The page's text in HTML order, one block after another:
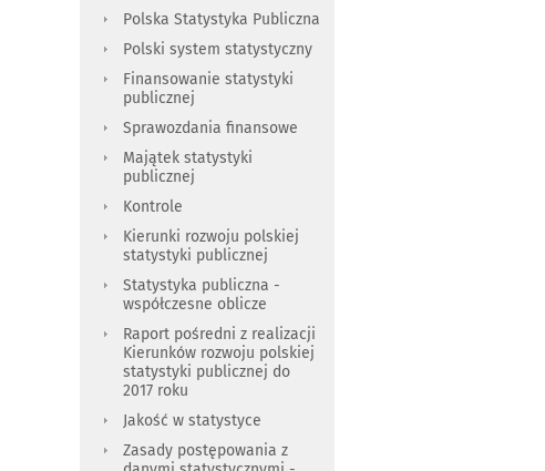
Polska Statystyka Publiczna
Polski system statystyczny
Finansowanie statystyki
publicznej
Sprawozdania finansowe
Majątek statystyki
publicznej
Kontrole
Kierunki rozwoju polskiej
statystyki publicznej
Statystyka publiczna -
współczesne oblicze
Raport pośredni z realizacji
Kierunków rozwoju polskiej
statystyki publicznej do
2017 roku
Jakość w statystyce
Zasady postępowania z